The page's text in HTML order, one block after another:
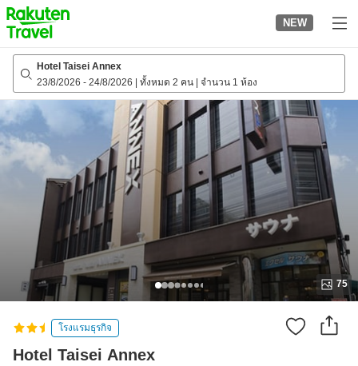
to
top
page
NEW
Hotel Taisei Annex
23/8/2026 - 24/8/2026 ทั้งหมด 2 คน จำนวน 1 ห้อง
75
โรงแรมธุรกิจ
Hotel Taisei Annex